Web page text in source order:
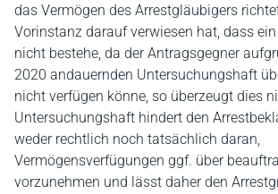
das Vermögen des Arrestgläubigers
Vorinstanz darauf verwiesen hat, dass
nicht bestehe, da der Antragsgegner
2020 andauernden Untersuchungshaft
nicht verfügen könne, so überzeugt dies
Untersuchungshaft hindert den
weder rechtlich noch tatsächlich daran,
Vermögensverfügungen ggf. über
vorzunehmen und lässt daher den